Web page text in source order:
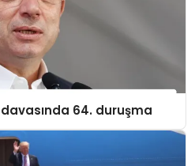
64. duruşma